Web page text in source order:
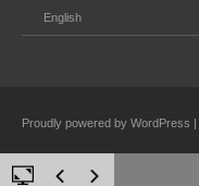
English
Proudly powered by WordPress |